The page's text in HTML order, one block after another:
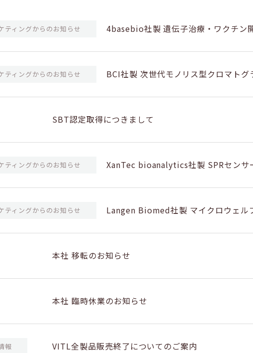
ティングからのお知らせ
4basebio社製 遺伝子治療・ワクチン
ティングからのお知らせ BCI社製 次世代モノリス型クロマト
SBT認定取得につきまして
ティングからのお知らせ XanTec bioanalytics社製 SPRセンサ
ティングからのお知らせ
Langen Biomed社製 マイクロウェル
本社 移転のお知らせ
本社 臨時休業のお知らせ
報 VITL全製品販売終了についてのご案内